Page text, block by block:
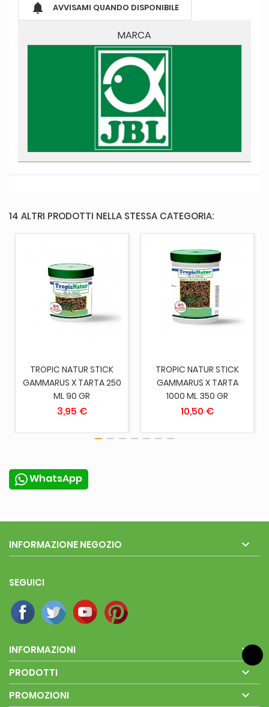
 AVVISAMI QUANDO DISPONIBILE
MARCA
14 ALTRI PRODOTTI NELLA STESSA CATEGORIA:
TROPIC NATUR STICK
GAMMARUS X TARTA 250
ML 90 GR
3,95 €
TROPIC NATUR STICK
GAMMARUS X TARTA
1000 ML 350 GR
10,50 €
WhatsApp
INFORMAZIONE NEGOZIO 
SEGUICI
INFORMAZIONI 
PRODOTTI 
PROMOZIONI 